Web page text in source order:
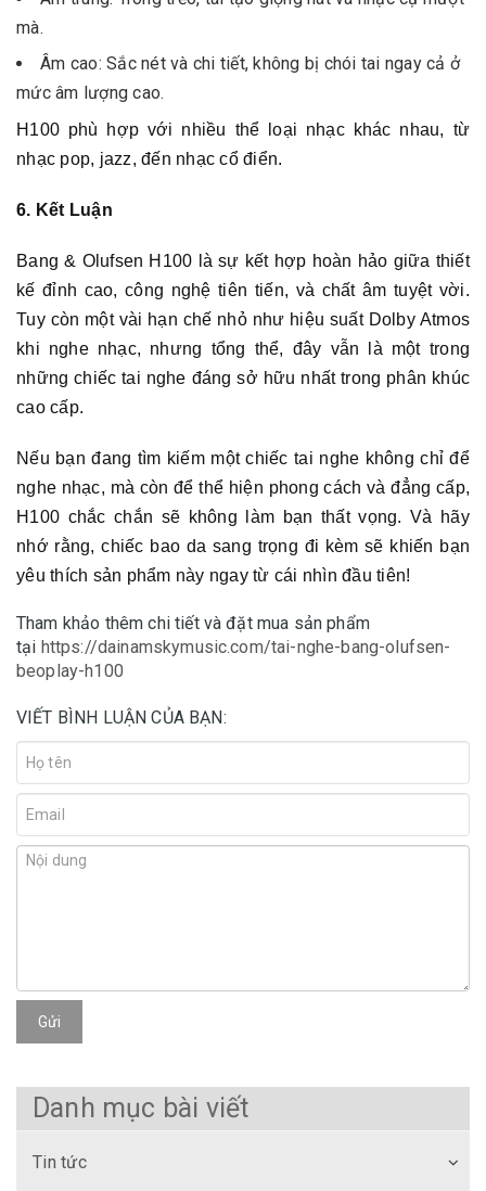
mà.
Âm cao: Sắc nét và chi tiết, không bị chói tai ngay cả ở
mức âm lượng cao.
H100 phù hợp với nhiều thể loại nhạc khác nhau, từ
nhạc pop, jazz, đến nhạc cổ điển.
6. Kết Luận
Bang & Olufsen H100 là sự kết hợp hoàn hảo giữa thiết
kế đỉnh cao, công nghệ tiên tiến, và chất âm tuyệt vời.
Tuy còn một vài hạn chế nhỏ như hiệu suất Dolby Atmos
khi nghe nhạc, nhưng tổng thể, đây vẫn là một trong
những chiếc tai nghe đáng sở hữu nhất trong phân khúc
cao cấp.
Nếu bạn đang tìm kiếm một chiếc tai nghe không chỉ để
nghe nhạc, mà còn để thể hiện phong cách và đẳng cấp,
H100 chắc chắn sẽ không làm bạn thất vọng. Và hãy
nhớ rằng, chiếc bao da sang trọng đi kèm sẽ khiến bạn
yêu thích sản phẩm này ngay từ cái nhìn đầu tiên!
Tham khảo thêm chi tiết và đặt mua sản phẩm
tại https://dainamskymusic.com/tai-nghe-bang-olufsen-
beoplay-h100
VIẾT BÌNH LUẬN CỦA BẠN:
Gửi
Danh mục bài viết
Tin tức